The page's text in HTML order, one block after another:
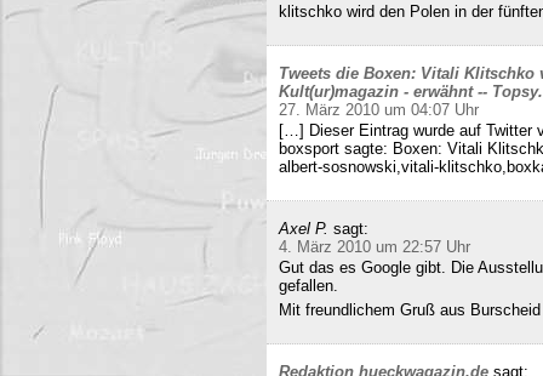
klitschko wird den Polen in der
Tweets die Boxen: Vitali Klitschko
Kult(ur)magazin - erwähnt --
27. März 2010 um 04:07 Uhr
[…] Dieser Eintrag wurde auf Twitter
boxsport sagte: Boxen: Vitali
albert-sosnowski,vitali-
Axel P. sagt:
4. März 2010 um 22:57 Uhr
Gut das es Google gibt. Die
gefallen.
Mit freundlichem Gruß aus Burscheid
Redaktion hueckwagazin.de sagt: